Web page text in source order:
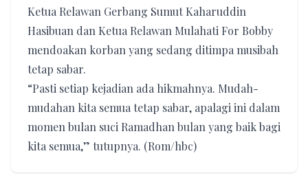
Ketua Relawan Gerbang Sumut Kaharuddin
Hasibuan dan Ketua Relawan Mulahati For Bobby
mendoakan korban yang sedang ditimpa musibah
tetap sabar.
“Pasti setiap kejadian ada hikmahnya. Mudah-
mudahan kita semua tetap sabar, apalagi ini dalam
momen bulan suci Ramadhan bulan yang baik bagi
kita semua,” tutupnya. (Rom/hbc)